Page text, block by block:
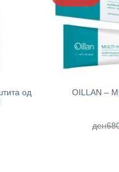
од
+
OILLAN –
ден